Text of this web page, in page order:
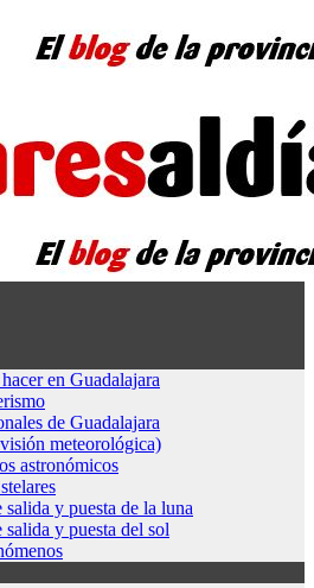
en Guadalajara
de Guadalajara
meteorológica)
astronómicos
salida y puesta de la luna
salida y puesta del sol